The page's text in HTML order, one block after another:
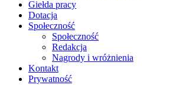
Giełda pracy
Dotacja
Społeczność
Społeczność
Redakcja
Nagrody i wróżnienia
Kontakt
Prywatność